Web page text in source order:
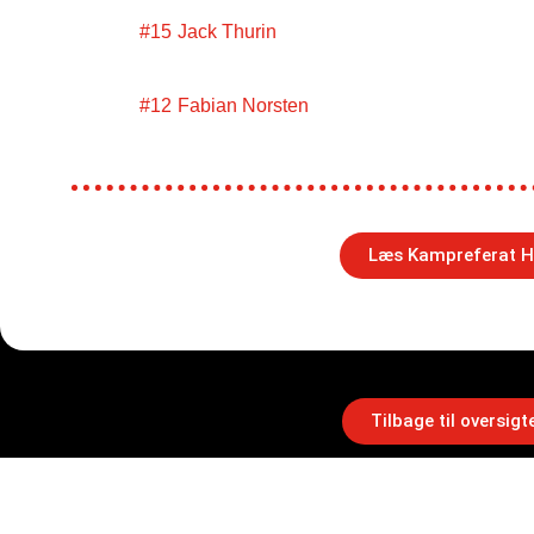
#15 Jack Thurin
#12 Fabian Norsten
Læs Kampreferat
Tilbage til